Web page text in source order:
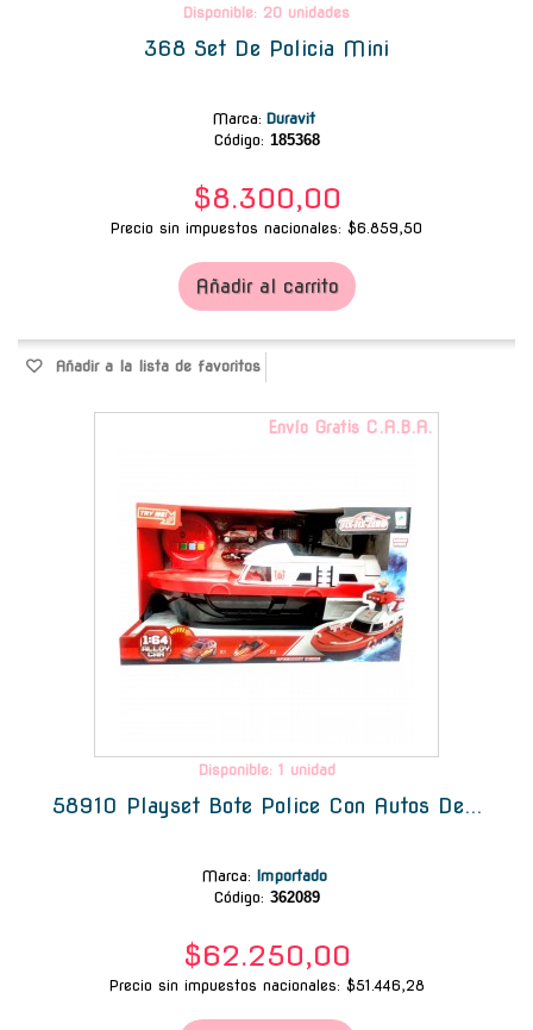
Disponible: 20 unidades
368 Set De Policia Mini
Marca: Duravit
Código: 185368
$8.300,00
Precio sin impuestos nacionales: $6.859,50
Añadir al carrito
Añadir a la lista de favoritos
Envío Gratis C.A.B.A.
Disponible: 1 unidad
58910 Playset Bote Police Con Autos De...
Marca: Importado
Código: 362089
$62.250,00
Precio sin impuestos nacionales: $51.446,28